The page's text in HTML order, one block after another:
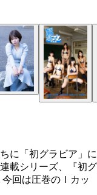
に「初グラビア」に
載シリーズ、『初グ
今回は圧巻のＩカッ